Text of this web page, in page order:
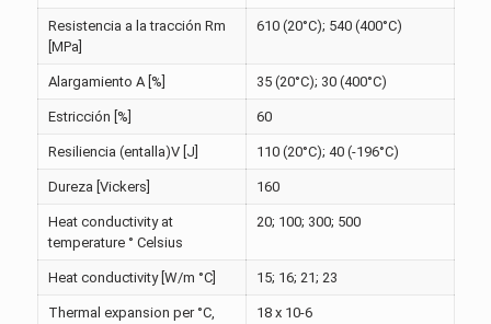
Resistencia a la tracción Rm
[MPa]
610 (20°C); 540 (400°C)
Alargamiento A [%] 35 (20°C); 30 (400°C)
Estricción [%] 60
Resiliencia (entalla)V [J] 110 (20°C); 40 (-196°C)
Dureza [Vickers] 160
Heat conductivity at
temperature ° Celsius
20; 100; 300; 500
Heat conductivity [W/m °C] 15; 16; 21; 23
Thermal expansion per °C,
18 x 10-6